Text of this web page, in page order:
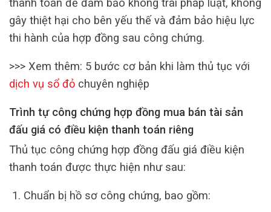
gây thiệt hại cho bên yếu thế và đảm bảo hiệu lực
thi hành của hợp đồng sau công chứng.
>>> Xem thêm: 5 bước cơ bản khi làm thủ tục với
dịch vụ sổ đỏ chuyên nghiệp
Trình tự công chứng hợp đồng mua bán tài sản
đấu giá có điều kiện thanh toán riêng
Thủ tục công chứng hợp đồng đấu giá điều kiện
thanh toán được thực hiện như sau:
Chuẩn bị hồ sơ công chứng, bao gồm: